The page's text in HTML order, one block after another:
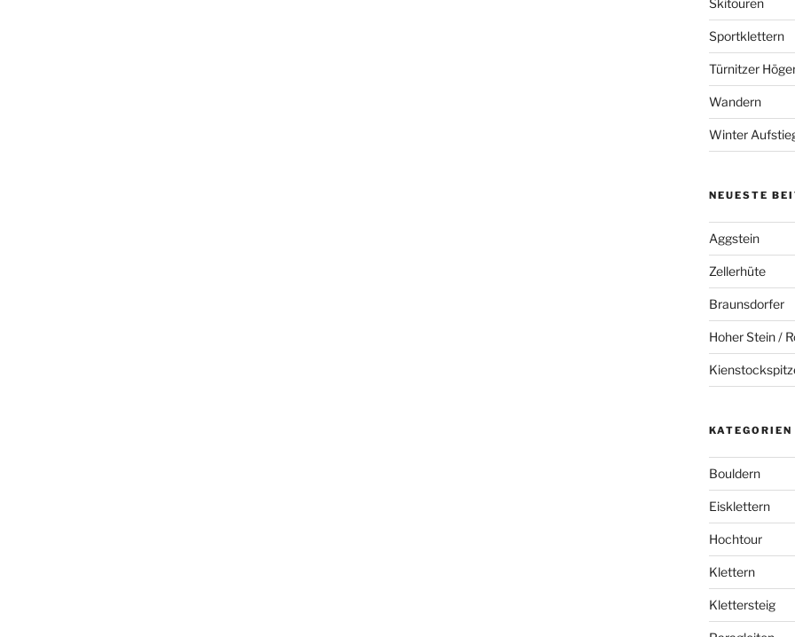
Sportklettern
Türnitzer
Wandern
Winter
NEUESTE
Aggstein
Zellerhüte
Braunsdorfer
Hoher Stein /
KATEGORIEN
Bouldern
Eisklettern
Hochtour
Klettern
Klettersteig